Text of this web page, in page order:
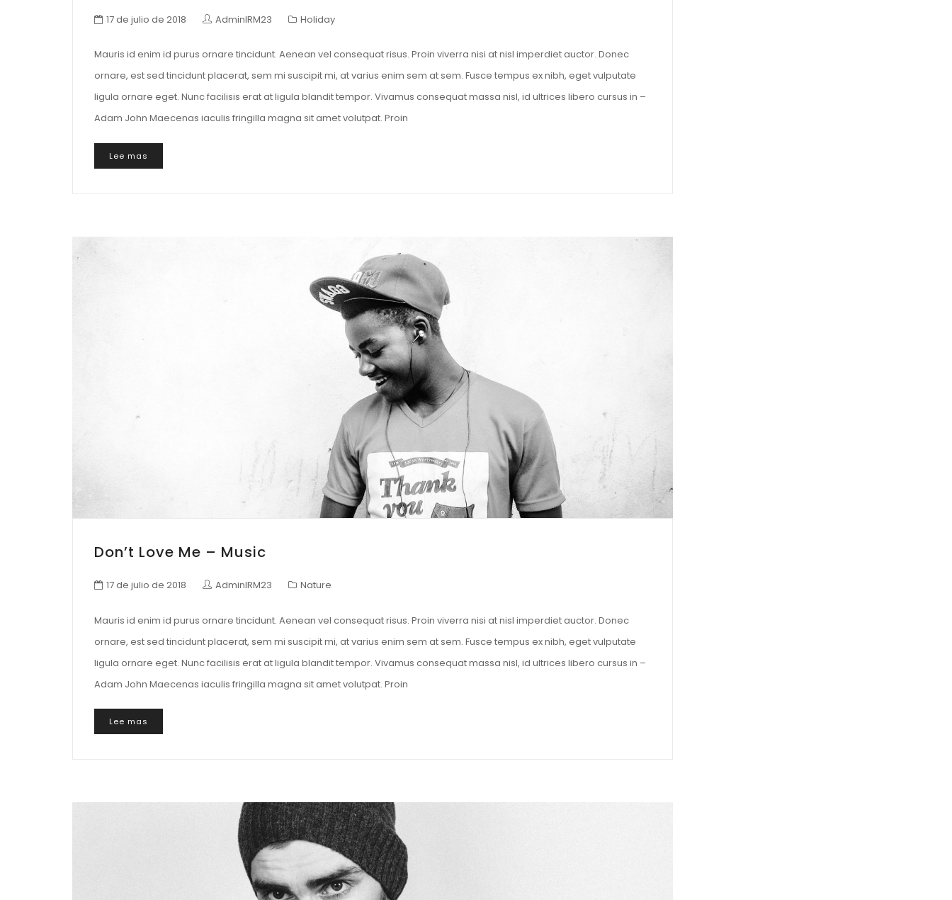
17 de julio de 2018 AdminIRM23 Holiday
Mauris id enim id purus ornare tincidunt. Aenean vel consequat risus. Proin viverra nisi at nisl imperdiet auctor. Donec
ornare, est sed tincidunt placerat, sem mi suscipit mi, at varius enim sem at sem. Fusce tempus ex nibh, eget vulputate
ligula ornare eget. Nunc facilisis erat at ligula blandit tempor. Vivamus consequat massa nisl, id ultrices libero cursus in –
Adam John Maecenas iaculis fringilla magna sit amet volutpat. Proin
Lee mas
Don’t Love Me – Music
17 de julio de 2018 AdminIRM23 Nature
Mauris id enim id purus ornare tincidunt. Aenean vel consequat risus. Proin viverra nisi at nisl imperdiet auctor. Donec
ornare, est sed tincidunt placerat, sem mi suscipit mi, at varius enim sem at sem. Fusce tempus ex nibh, eget vulputate
ligula ornare eget. Nunc facilisis erat at ligula blandit tempor. Vivamus consequat massa nisl, id ultrices libero cursus in –
Adam John Maecenas iaculis fringilla magna sit amet volutpat. Proin
Lee mas